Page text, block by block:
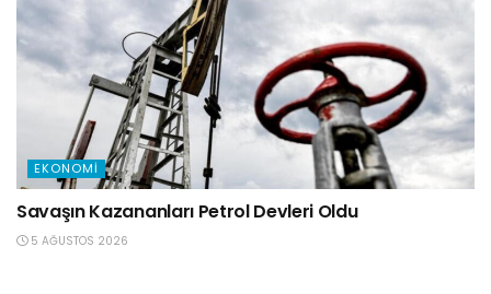
EKONOMI
Savaşın Kazananları Petrol Devleri Oldu
5 AĞUSTOS 2026